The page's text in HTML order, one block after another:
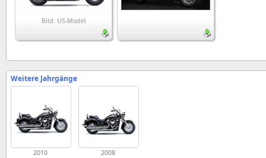
Bild: US-Model
Weitere Jahrgänge
2010 2008